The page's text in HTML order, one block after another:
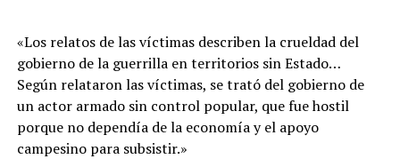
«Los relatos de las víctimas describen la crueldad del
gobierno de la guerrilla en territorios sin Estado…
Según relataron las víctimas, se trató del gobierno de
un actor armado sin control popular, que fue hostil
porque no dependía de la economía y el apoyo
campesino para subsistir.»